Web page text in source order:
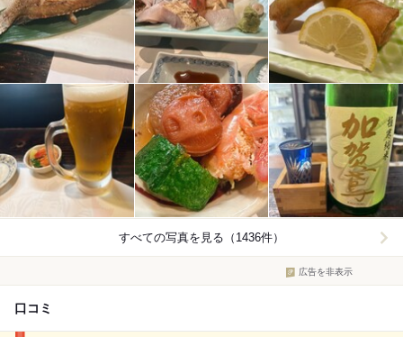
すべての写真を見る（1436件）
広告を非表示
口コミ